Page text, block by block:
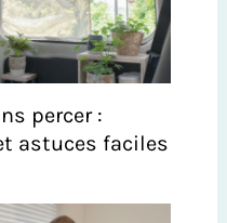
percer :
astuces faciles